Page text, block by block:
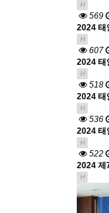
H
569
2024 태
H
607
2024 태
H
518
2024 태
H
536
2024 태
H
522
2024 제
H